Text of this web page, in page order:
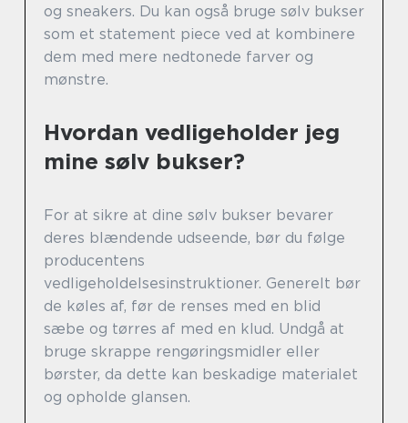
og sneakers. Du kan også bruge sølv bukser
som et statement piece ved at kombinere
dem med mere nedtonede farver og
mønstre.
Hvordan vedligeholder jeg
mine sølv bukser?
For at sikre at dine sølv bukser bevarer
deres blændende udseende, bør du følge
producentens
vedligeholdelsesinstruktioner. Generelt bør
de køles af, før de renses med en blid
sæbe og tørres af med en klud. Undgå at
bruge skrappe rengøringsmidler eller
børster, da dette kan beskadige materialet
og opholde glansen.